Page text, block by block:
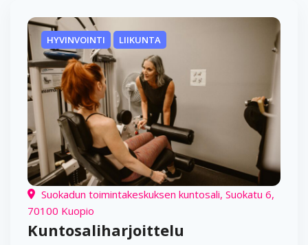
HYVINVOINTI LIIKUNTA
Suokadun toimintakeskuksen kuntosali, Suokatu 6,
70100 Kuopio
Kuntosaliharjoittelu